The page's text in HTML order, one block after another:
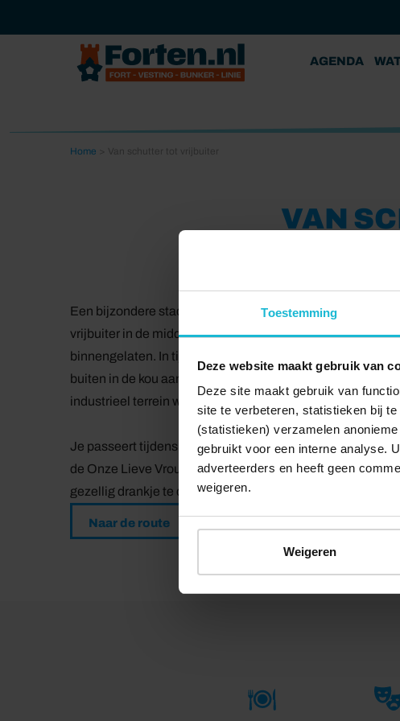
Toestemming
Deze website maakt gebruik van
Deze site maakt gebruik van
site te verbeteren, statistieken bij
(statistieken) verzamelen
gebruikt voor een interne analyse.
adverteerders en heeft geen
weigeren.
Weigeren
AGENDA
Home
VAN
Een bijzondere stadswandeling door Gouda langs
vrijbuiter in de middeleeuwen was het rijke stadje Gouda
binnengelaten. In tijden van onrust nam de Schutterij de
buiten in de kou aan de rand van de stad. Op die plek aan
industrieel terrein waar vrijbuiters als kunst- en
Je passeert tijdens de wandeltocht onder andere de
de Onze Lieve Vrouwentoren. Uiteraard zijn er genoeg
gezellig drankje te drinken of een hapje te eten.
Naar de route